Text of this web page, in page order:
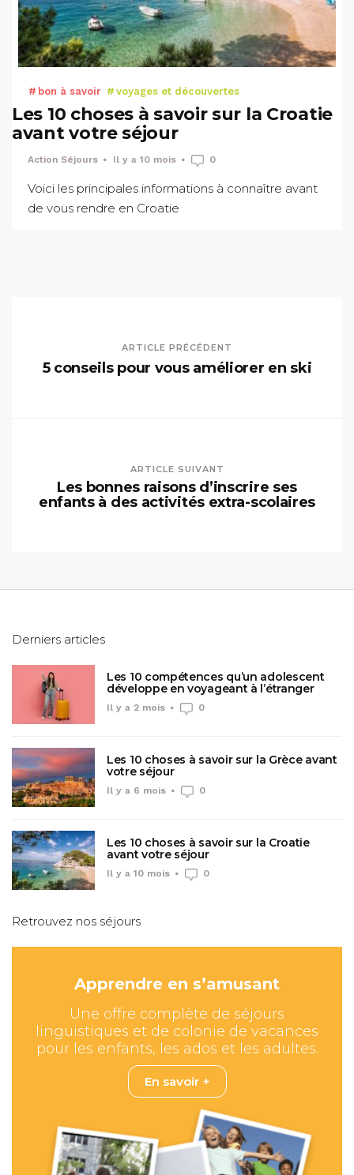
bon à savoir voyages et découvertes
Les 10 choses à savoir sur la Croatie
avant votre séjour
Action Séjours Il y a 10 mois 0
Voici les principales informations à connaître avant
de vous rendre en Croatie
ARTICLE PRÉCÉDENT
5 conseils pour vous améliorer en ski
ARTICLE SUIVANT
Les bonnes raisons d’inscrire ses
enfants à des activités extra-scolaires
Derniers articles
Les 10 compétences qu’un adolescent
développe en voyageant à l’étranger
Il y a 2 mois 0
Les 10 choses à savoir sur la Grèce avant
votre séjour
Il y a 6 mois 0
Les 10 choses à savoir sur la Croatie
avant votre séjour
Il y a 10 mois 0
Retrouvez nos séjours
Apprendre en s’amusant
Une offre complète de séjours
linguistiques et de colonie de vacances
pour les enfants, les ados et les adultes.
En savoir +